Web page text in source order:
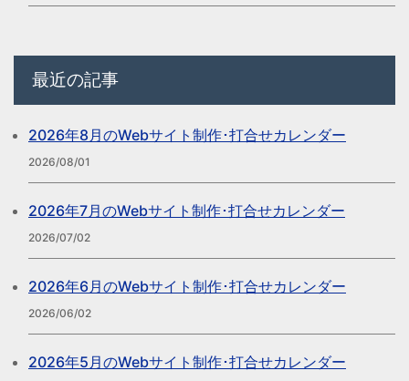
最近の記事
2026年8月のWebサイト制作･打合せカレンダー
2026/08/01
2026年7月のWebサイト制作･打合せカレンダー
2026/07/02
2026年6月のWebサイト制作･打合せカレンダー
2026/06/02
2026年5月のWebサイト制作･打合せカレンダー